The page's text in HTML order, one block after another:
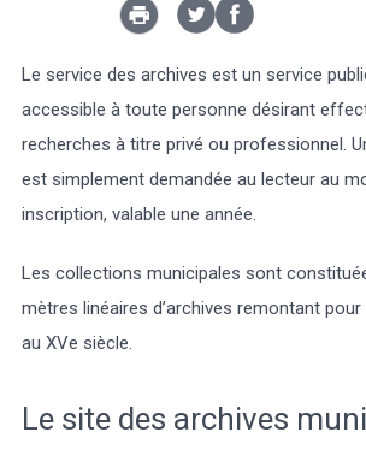
Quimper citoyenne
L'agglomération
Météo/UV Webcams Select Language ▼
Le service des archives est un service
accessible à toute personne désirant
recherches à titre privé ou professionnel.
est simplement demandée au lecteur au
inscription, valable une année.
Les collections municipales sont
mètres linéaires d’archives remontant
au XVe siècle.
Le site des archives